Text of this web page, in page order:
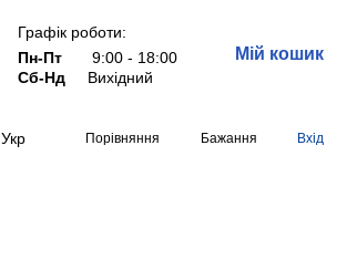
Графік роботи:
Пн-Пт
9:00 - 18:00
Сб-Нд
Вихідний
Мій кошик
Укр Порівняння Бажання Вхід